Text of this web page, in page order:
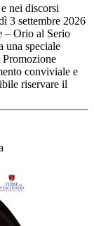
nei discorsi
3 settembre 2026
– Orio al Serio
una speciale
conviviale e
riservare il